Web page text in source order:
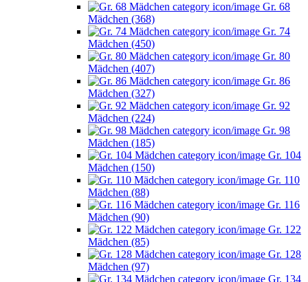
Gr. 68
Mädchen (368)
Gr. 74
Mädchen (450)
Gr. 80
Mädchen (407)
Gr. 86
Mädchen (327)
Gr. 92
Mädchen (224)
Gr. 98
Mädchen (185)
Gr. 104
Mädchen (150)
Gr. 110
Mädchen (88)
Gr. 116
Mädchen (90)
Gr. 122
Mädchen (85)
Gr. 128
Mädchen (97)
Gr. 134